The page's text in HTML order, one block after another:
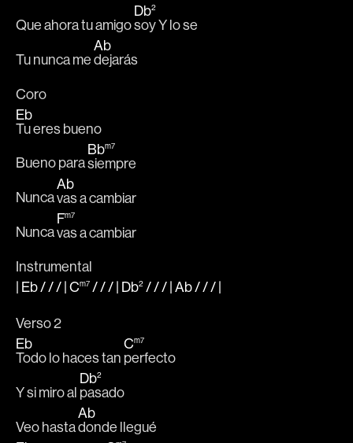
Que ahora tu amigo
Db2
soy Y lo se
Tu nunca me
Ab
dejarás
Coro
Eb
Tu eres bueno
Bueno para
Bbm7
siempre
Nunca
Ab
vas a cambiar
Nunca
Fm7
vas a cambiar
Instrumental
| Eb/ / / | Cm7 / / / | Db2 / / / | Ab/ / / |
Verso 2
Eb
Todo lo haces tan
Cm7
perfecto
Y si miro al
Db2
pasado
Veo hasta
Ab
donde llegué